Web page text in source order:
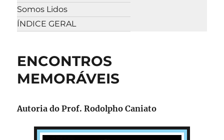
Somos Lidos
ÍNDICE GERAL
ENCONTROS
MEMORÁVEIS
Autoria do Prof. Rodolpho Caniato